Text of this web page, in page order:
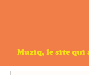
Muziq, le site qui